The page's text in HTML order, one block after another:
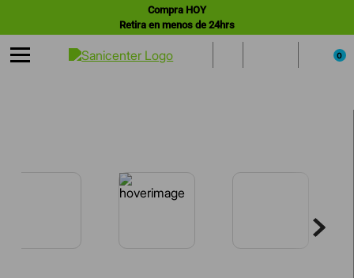
Compra HOY
Retira en menos de 24hrs
0